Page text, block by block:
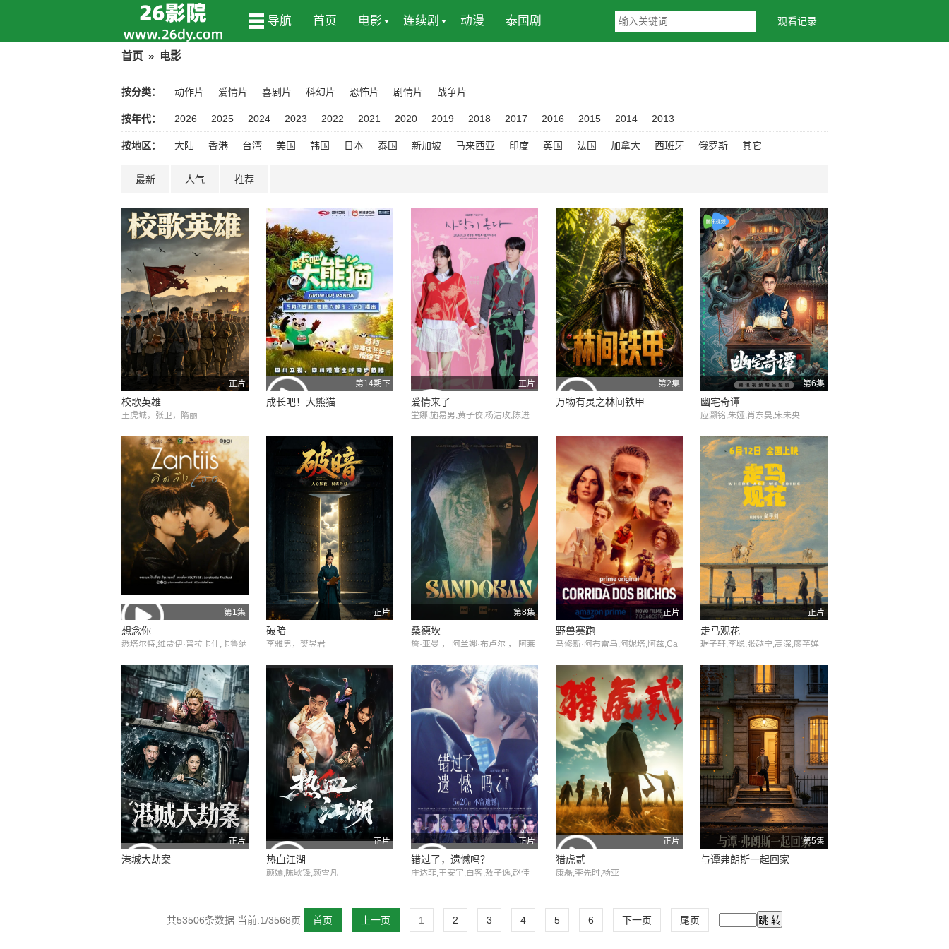
导航 首页 电影 连续剧 动漫 泰国剧 观看记录
首页 » 电影
按分类： 动作片 爱情片 喜剧片 科幻片 恐怖片 剧情片 战争片
按年代： 2026 2025 2024 2023 2022 2021 2020 2019 2018 2017 2016 2015 2014 2013
按地区： 大陆 香港 台湾 美国 韩国 日本 泰国 新加坡 马来西亚 印度 英国 法国 加拿大 西班牙 俄罗斯 其它
最新 人气 推荐
正片
校歌英雄
王虎城，张卫，隋丽
第14期下
成长吧！大熊猫
正片
爱情来了
坣娜,施易男,黄子佼,杨洁玫,陈进
第2集
万物有灵之林间铁甲
第6集
幽宅奇谭
应灏铭,朱娅,肖东昊,宋未央
第1集
想念你
悉塔尔特,维贾伊·普拉卡什,卡鲁纳
正片
破暗
李雅男，樊昱君
第8集
桑德坎
詹·亚曼 ， 阿兰娜·布卢尔 ， 阿莱
维克 ， 约翰·汉纳
正片
野兽赛跑
马修斯·阿布雷乌,阿妮塔,阿兹,Ca
正片
走马观花
琚子轩,李聪,张越宁,高深,廖芊婵
正片
港城大劫案
正片
热血江湖
颜嫣,陈耿锋,颜雪凡
正片
错过了，遗憾吗？
庄达菲,王安宇,白客,敖子逸,赵佳
正片
猎虎贰
康磊,李先时,杨亚
第5集
与谭弗朗斯一起回家
共53506条数据 当前:1/3568页 首页 上一页 1 2 3 4 5 6 下一页 尾页